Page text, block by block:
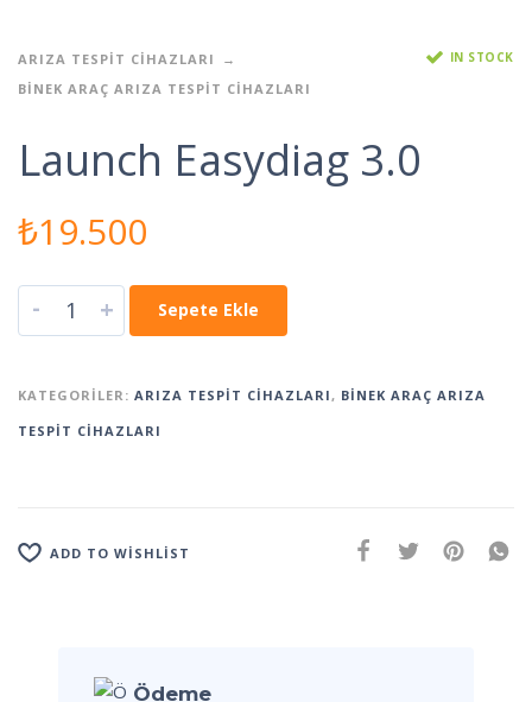
ARIZA TESPIT CIHAZLARI
BINEK ARAÇ ARIZA TESPIT CIHAZLARI
IN STOCK
Launch Easydiag 3.0
₺19.500
- + Sepete Ekle
KATEGORILER: ARIZA TESPIT CIHAZLARI, BINEK ARAÇ ARIZA
TESPIT CIHAZLARI
ADD TO WISHLIST
Ödeme